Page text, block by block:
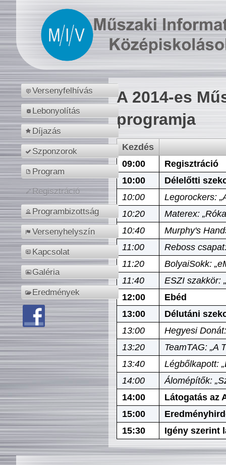
Versenyfelhívás
Lebonyolítás
Díjazás
Szponzorok
Program
Regisztráció
Programbizottság
Versenyhelyszín
Kapcsolat
Galéria
Eredmények
A 2014-es
programja
Kezdés
09:00
Regisztráció
10:00
Délelőtti
10:00
Legorockers:
10:20
Materex:
10:40
Murphy's
11:00
Reboss
11:20
BolyaiSokk:
11:40
ESZI szakkör:
12:00
Ebéd
13:00
Délutáni
13:00
Hegyesi
13:20
TeamTAG: „A
13:40
Légbőlkapott:
14:00
Álomépítők:
14:00
Látogatás az
15:00
15:30
Igény szerint